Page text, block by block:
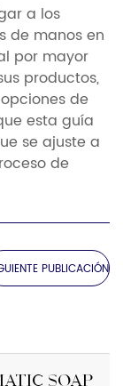
a los
de manos en
por mayor
productos,
de
esta guía
se ajuste a
de
PUBLICACIÓN
Soap